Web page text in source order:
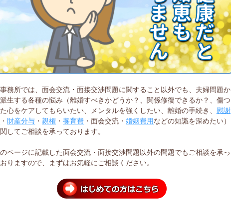
務所では、面会交流・面接交渉問題に関すること以外でも、夫婦問題か
生する各種の悩み（離婚すべきかどうか？、関係修復できるか？、傷つ
心をケアしてもらいたい、メンタルを強くしたい、離婚の手続き、慰謝
・ 財産分与 ・親権 ・養育費 ・面会交流・婚姻費用などの知識を深めたい）
してご相談を承っております。
ページに記載した面会交流・面接交渉問題以外の問題でもご相談を承っ
りますので、まずはお気軽にご相談ください。